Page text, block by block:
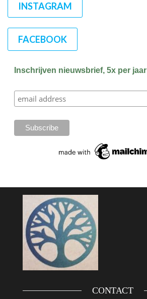
INSTAGRAM
FACEBOOK
Inschrijven nieuwsbrief, 5x per jaar
CONTACT